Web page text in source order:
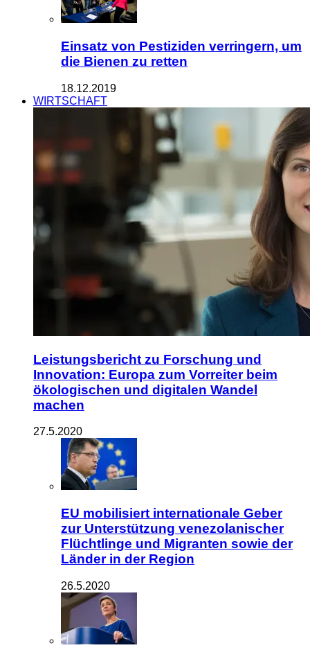
Einsatz von Pestiziden verringern, um
die Bienen zu retten
18.12.2019
WIRTSCHAFT
Leistungsbericht zu Forschung und
Innovation: Europa zum Vorreiter beim
ökologischen und digitalen Wandel
machen
27.5.2020
EU mobilisiert internationale Geber
zur Unterstützung venezolanischer
Flüchtlinge und Migranten sowie der
Länder in der Region
26.5.2020